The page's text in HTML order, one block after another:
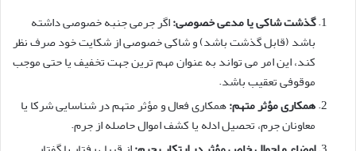
گذشت شاکی یا مدعی خصوصی:اگر جرمی جنبه خصوصی داشته
باشد (قابل گذشت باشد) و شاکی خصوصی از شکایت خود صرف نظر
کند، این امر می تواند به عنوان مهم ترین جهت تخفیف یا حتی موجب
موقوفی تعقیب باشد.
همکاری مؤثر متهم:همکاری فعال و مؤثر متهم در شناسایی شرکا یا
معاونان جرم، تحصیل ادله یا کشف اموال حاصله از جرم.